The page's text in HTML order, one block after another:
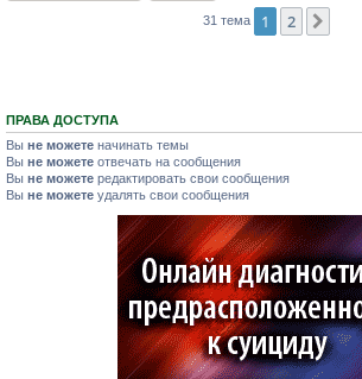
31 тема 1 2
ПРАВА ДОСТУПА
Вы не можете начинать темы
Вы не можете отвечать на сообщения
Вы не можете редактировать свои сообщения
Вы не можете удалять свои сообщения